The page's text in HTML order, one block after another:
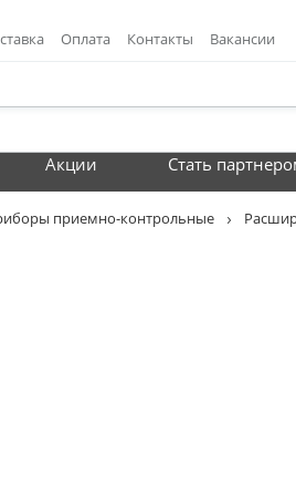
Оплата Контакты Вакансии
Акции Стать
приемно-контрольные